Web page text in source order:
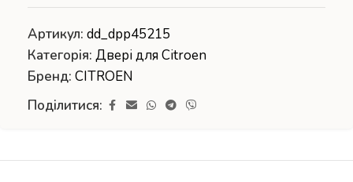
Артикул: dd_dpp45215
Категорія: Двері для Citroen
Бренд: CITROEN
Поділитися: